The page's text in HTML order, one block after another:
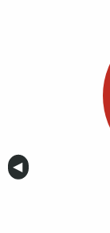
Anterior
◀︎